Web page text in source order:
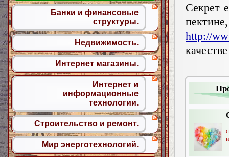
Секрет
http://
Банки и финансовые
структуры.
Недвижимость.
Интернет магазины.
Интернет и
информационные
технологии.
Строительство и ремонт.
Мир энерготехнологий.